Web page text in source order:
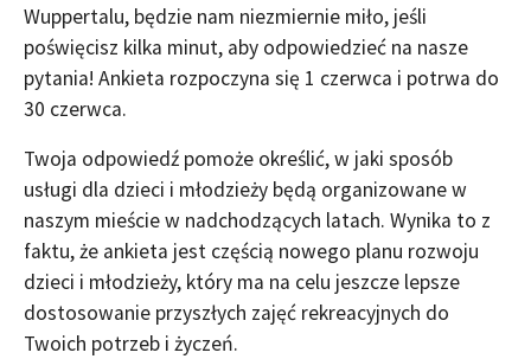
Wuppertalu, będzie nam niezmiernie miło, jeśli
poświęcisz kilka minut, aby odpowiedzieć na nasze
pytania! Ankieta rozpoczyna się 1 czerwca i potrwa do
30 czerwca.
Twoja odpowiedź pomoże określić, w jaki sposób
usługi dla dzieci i młodzieży będą organizowane w
naszym mieście w nadchodzących latach. Wynika to z
faktu, że ankieta jest częścią nowego planu rozwoju
dzieci i młodzieży, który ma na celu jeszcze lepsze
dostosowanie przyszłych zajęć rekreacyjnych do
Twoich potrzeb i życzeń.